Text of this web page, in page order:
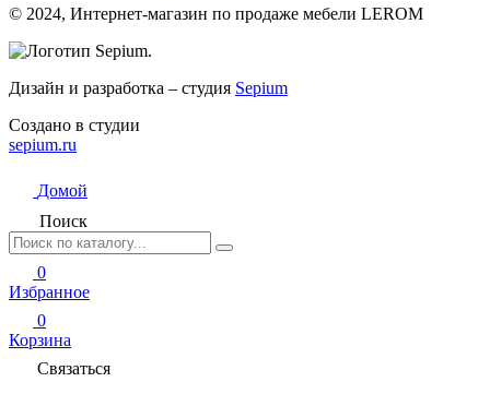
© 2024, Интернет-магазин по продаже мебели LEROM
Дизайн и разработка – студия Sepium
Создано в студии
sepium.ru
Домой
Поиск
0
Избранное
0
Корзина
Связаться